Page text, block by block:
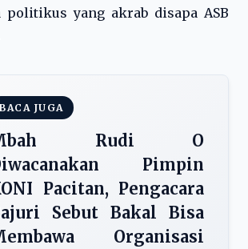
politikus yang akrab disapa ASB
BACA JUGA
Rudi O
Pimpin
Pacitan, Pengacara
Sebut Bakal Bisa
Organisasi